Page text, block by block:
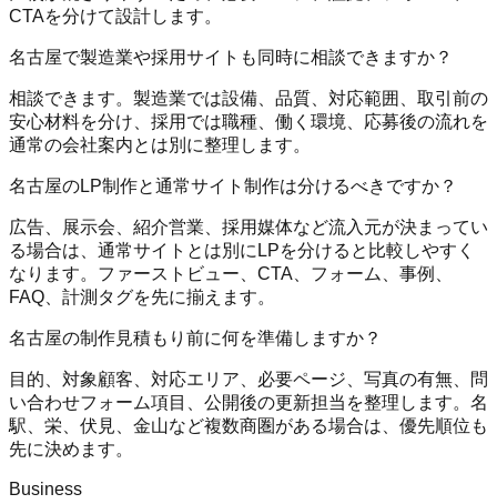
CTAを分けて設計します。
名古屋で製造業や採用サイトも同時に相談できますか？
相談できます。製造業では設備、品質、対応範囲、取引前の
安心材料を分け、採用では職種、働く環境、応募後の流れを
通常の会社案内とは別に整理します。
名古屋のLP制作と通常サイト制作は分けるべきですか？
広告、展示会、紹介営業、採用媒体など流入元が決まってい
る場合は、通常サイトとは別にLPを分けると比較しやすく
なります。ファーストビュー、CTA、フォーム、事例、
FAQ、計測タグを先に揃えます。
名古屋の制作見積もり前に何を準備しますか？
目的、対象顧客、対応エリア、必要ページ、写真の有無、問
い合わせフォーム項目、公開後の更新担当を整理します。名
駅、栄、伏見、金山など複数商圏がある場合は、優先順位も
先に決めます。
Business